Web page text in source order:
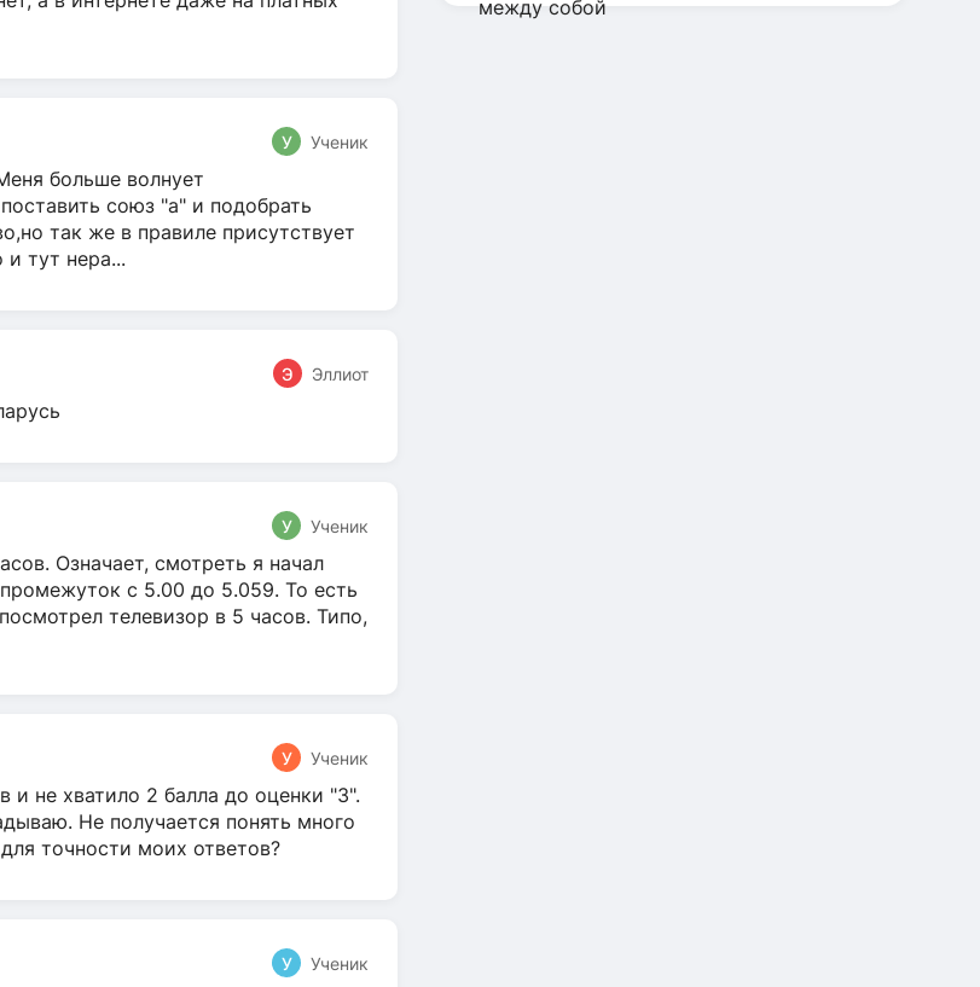
У Ученик
больше волнует
союз "а" и подобрать
так же в правиле присутствует
тут нера...
Э Эллиот
У Ученик
Означает, смотреть я начал
с 5.00 до 5.059. То есть
телевизор в 5 часов. Типо,
У Ученик
и не хватило 2 балла до оценки "3".
Не получается понять много
точности моих ответов?
У Ученик